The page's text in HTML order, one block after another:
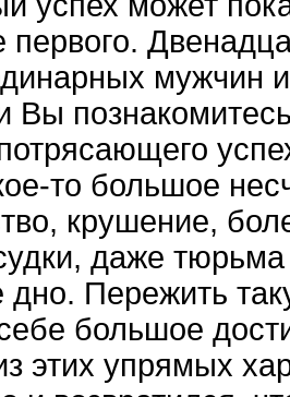
первого.
мужчин
Вы
то большое
крушение,
даже
дно. Пережить
большое
этих упрямых